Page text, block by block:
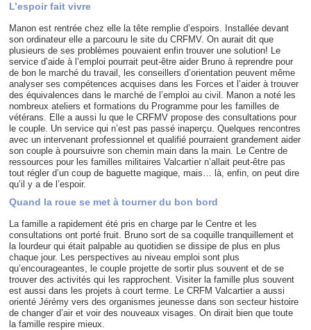
L’espoir fait vivre
Manon est rentrée chez elle la tête remplie d’espoirs. Installée devant
son ordinateur elle a parcouru le site du CRFMV. On aurait dit que
plusieurs de ses problèmes pouvaient enfin trouver une solution! Le
service d’aide à l’emploi pourrait peut-être aider Bruno à reprendre pour
de bon le marché du travail, les conseillers d’orientation peuvent même
analyser ses compétences acquises dans les Forces et l’aider à trouver
des équivalences dans le marché de l’emploi au civil. Manon a noté les
nombreux ateliers et formations du Programme pour les familles de
vétérans. Elle a aussi lu que le CRFMV propose des consultations pour
le couple. Un service qui n’est pas passé inaperçu. Quelques rencontres
avec un intervenant professionnel et qualifié pourraient grandement aider
son couple à poursuivre son chemin main dans la main. Le Centre de
ressources pour les familles militaires Valcartier n’allait peut-être pas
tout régler d’un coup de baguette magique, mais… là, enfin, on peut dire
qu’il y a de l’espoir.
Quand la roue se met à tourner du bon bord
La famille a rapidement été pris en charge par le Centre et les
consultations ont porté fruit. Bruno sort de sa coquille tranquillement et
la lourdeur qui était palpable au quotidien se dissipe de plus en plus
chaque jour. Les perspectives au niveau emploi sont plus
qu’encourageantes, le couple projette de sortir plus souvent et de se
trouver des activités qui les rapprochent. Visiter la famille plus souvent
est aussi dans les projets à court terme. Le CRFM Valcartier a aussi
orienté Jérémy vers des organismes jeunesse dans son secteur histoire
de changer d’air et voir des nouveaux visages. On dirait bien que toute
la famille respire mieux.